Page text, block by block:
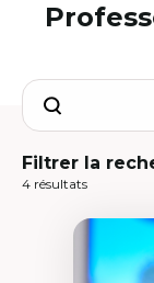
Search
Filtrer la
4 résultats